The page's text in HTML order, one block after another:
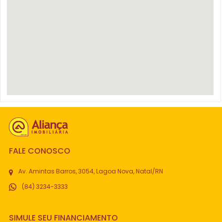
FALE CONOSCO
Av. Amintas Barros, 3054, Lagoa Nova, Natal/RN
(84) 3234-3333
SIMULE SEU FINANCIAMENTO